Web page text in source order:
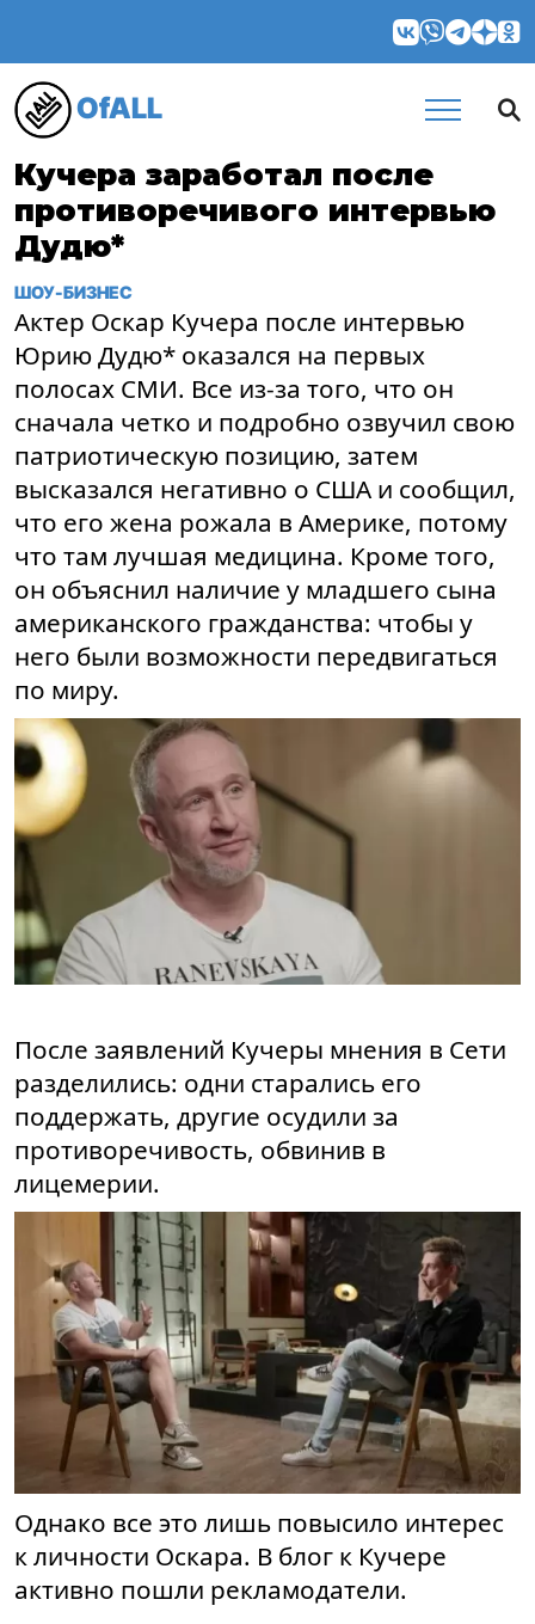
OfALL
Кучера заработал после
противоречивого интервью
Дудю*
ШОУ-БИЗНЕС
Актер Оскар Кучера после интервью
Юрию Дудю* оказался на первых
полосах СМИ. Все из-за того, что он
сначала четко и подробно озвучил свою
патриотическую позицию, затем
высказался негативно о США и сообщил,
что его жена рожала в Америке, потому
что там лучшая медицина. Кроме того,
он объяснил наличие у младшего сына
американского гражданства: чтобы у
него были возможности передвигаться
по миру.
После заявлений Кучеры мнения в Сети
разделились: одни старались его
поддержать, другие осудили за
противоречивость, обвинив в
лицемерии.
Однако все это лишь повысило интерес
к личности Оскара. В блог к Кучере
активно пошли рекламодатели.